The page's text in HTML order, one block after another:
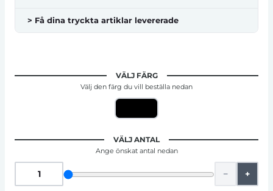
> Få dina tryckta artiklar levererade
VÄLJ FÄRG
Välj den färg du vill beställa nedan
VÄLJ ANTAL
Ange önskat antal nedan
− +